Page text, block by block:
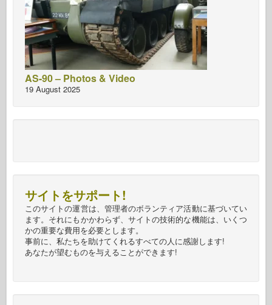
AS-90 – Photos & Video
19 August 2025
サイトをサポート!
このサイトの運営は、管理者のボランティア活動に基づいてい
ます。それにもかかわらず、サイトの技術的な機能は、いくつ
かの重要な費用を必要とします。
事前に、私たちを助けてくれるすべての人に感謝します!
あなたが望むものを与えることができます!